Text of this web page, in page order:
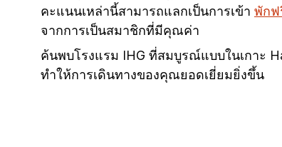
คะแนนเหล่านี้สามารถแลกเป็นการเข้า พักฟ
จากการเป็นสมาชิกที่มีคุณค่า
ค้นพบโรงแรม IHG ที่สมบูรณ์แบบในเกาะ
ทำให้การเดินทางของคุณยอดเยี่ยมยิ่งขึ้น